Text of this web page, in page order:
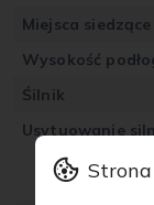
Miejsca siedzące
Wysokość
Śilnik
Usytuowanie